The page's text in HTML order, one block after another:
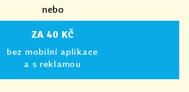
nebo
ZA 40 KČ
bez mobilní aplikace
a s reklamou